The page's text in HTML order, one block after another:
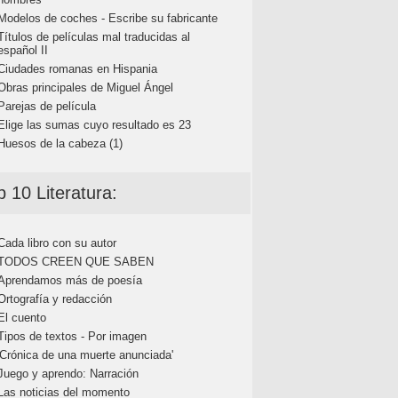
de coches - Escribe su fabricante
de películas mal traducidas al
II
romanas en Hispania
principales de Miguel Ángel
de película
las sumas cuyo resultado es 23
de la cabeza (1)
10 Literatura:
libro con su autor
CREEN QUE SABEN
más de poesía
y redacción
cuento
de textos - Por imagen
de una muerte anunciada'
y aprendo: Narración
noticias del momento